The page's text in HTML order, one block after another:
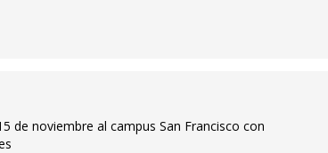
de noviembre al campus San Francisco con